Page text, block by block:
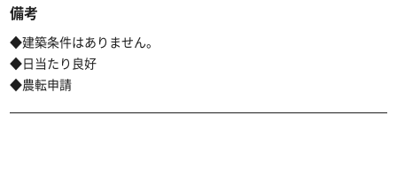
備考
◆建築条件はありません。
◆日当たり良好
◆農転申請